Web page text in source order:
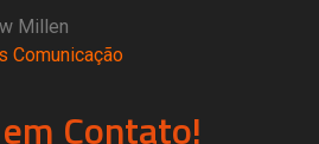
Millen
Comunicação
Contato!